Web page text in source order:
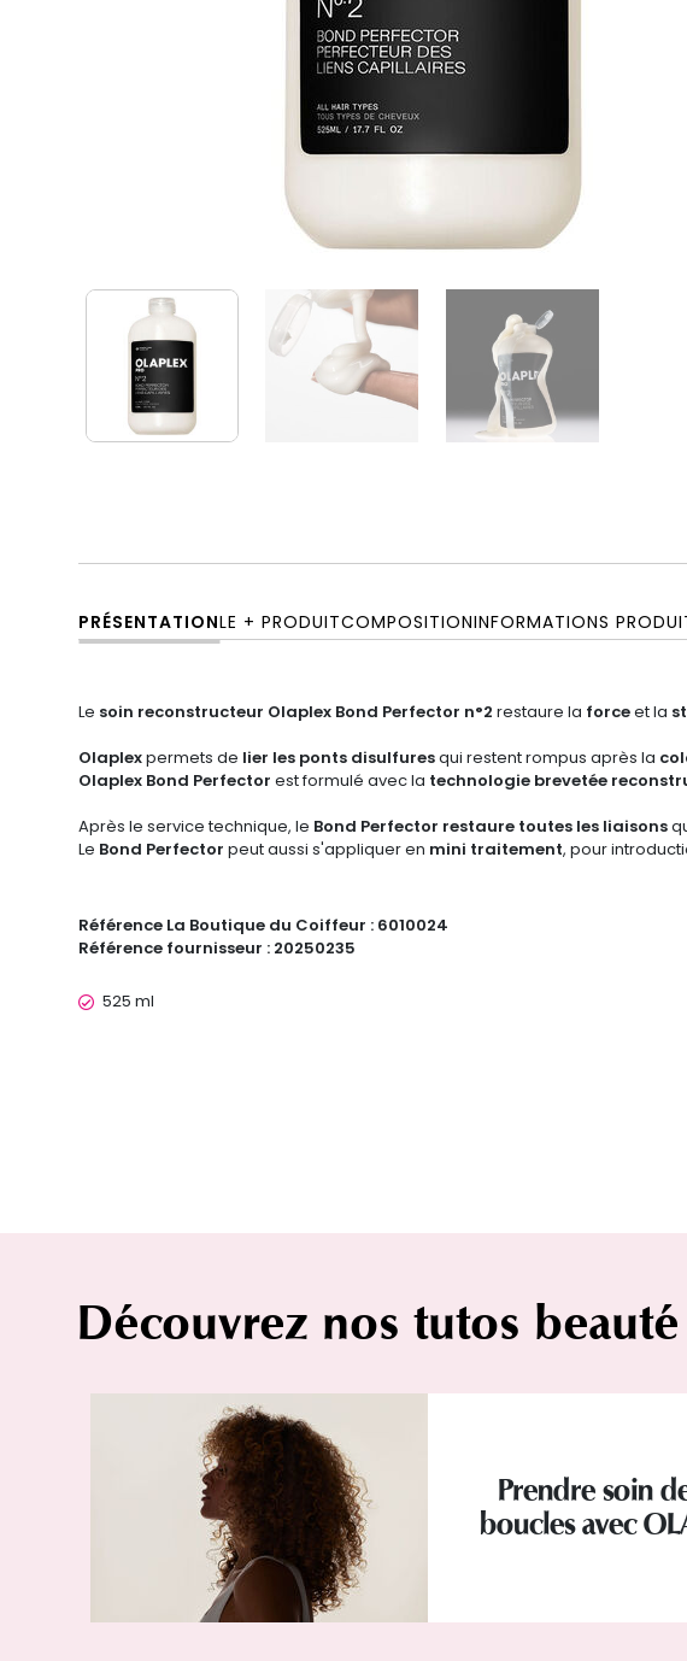
PRÉSENTATIONLE + PRODUITCOMPOSITIONINFORMATIONS
Le soin reconstructeur Olaplex Bond Perfector n°2 restaure la forceet la
Olaplexpermets de lier les ponts disulfuresqui restent rompus après la
Olaplex Bond Perfector est formulé avec la technologie brevetée
Après le service technique, le Bond Perfector restaure toutes les liaisons
Le Bond Perfector peut aussi s'appliquer en mini traitement, pour
Référence La Boutique du Coiffeur : 6010024
Référence fournisseur : 20250235
525 ml
Découvrez nos tutos beauté
Prendre soin
boucles avec